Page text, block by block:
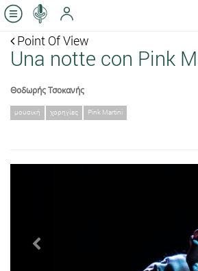
Point Of View
Una notte con Pink
Θοδωρής Τσοκανής
μουσική χορηγίες Pink Martini